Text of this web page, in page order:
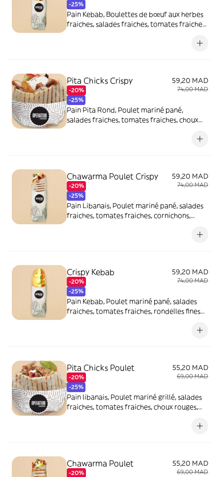
-25%
Pain Kebab, Boulettes de bœuf aux herbes
fraiches, salades fraiches, tomates fraiches,
Pita Chicks Crispy
-20%
-25%
59,20 MAD
74,00 MAD
Pain Pita Rond, Poulet mariné pané,
salades fraiches, tomates fraiches, choux
Chawarma Poulet Crispy
-20%
-25%
59,20 MAD
74,00 MAD
Pain Libanais, Poulet mariné pané, salades
fraiches, tomates fraiches, cornichons,
Crispy Kebab
-20%
-25%
59,20 MAD
74,00 MAD
Pain Kebab, Poulet mariné pané, salades
fraiches, tomates fraiches, rondelles fines
Pita Chicks Poulet
-20%
-25%
55,20 MAD
69,00 MAD
Pain libanais, Poulet mariné grillé, salades
fraiches, tomates fraiches, choux rouges,
Chawarma Poulet
-20%
55,20 MAD
69,00 MAD